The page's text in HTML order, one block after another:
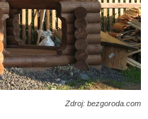
Zdroj: bezgoroda.com